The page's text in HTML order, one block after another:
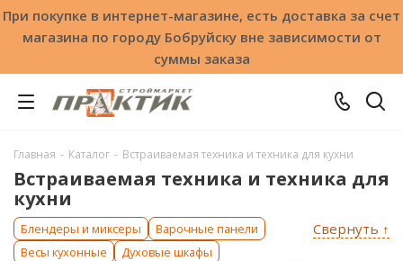
При покупке в интернет-магазине, есть доставка за счет
магазина по городу Бобруйску вне зависимости от
суммы заказа
Главная - Каталог - Встраиваемая техника и техника для кухни
Встраиваемая техника и техника для
кухни
Свернуть ↑
Блендеры и миксеры
Варочные панели
Весы кухонные
Духовые шкафы